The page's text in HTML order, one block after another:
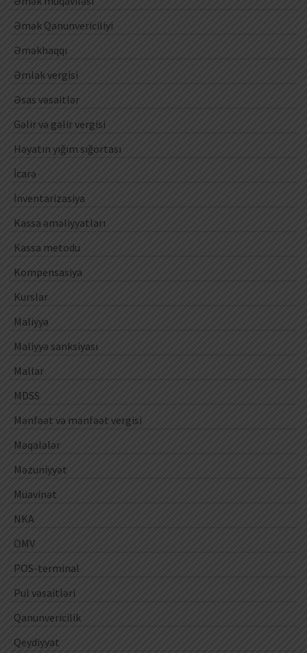
Əmək Qanunvericiliyi
Əməkhaqqı
Əmlak vergisi
Əsas vəsaitlər
Gəlir və gəlir vergisi
Həyatın yığım sığortası
İcarə
İnventarizasiya
Kassa əməliyyatları
Kassa metodu
Kompensasiya
Kurslar
Maliyyə
Maliyyə sanksiyası
Mallar
MDSS
Mənfəət və mənfəət vergisi
Məqalələr
Məzuniyyət
Müavinət
NKA
ÖMV
POS-terminal
Pul vəsaitləri
Qanunvericilik
Qeydiyyat